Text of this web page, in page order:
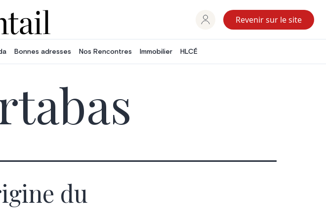
Revenir sur le site
Bonnes adresses Nos Rencontres Immobilier HLCÉ
du